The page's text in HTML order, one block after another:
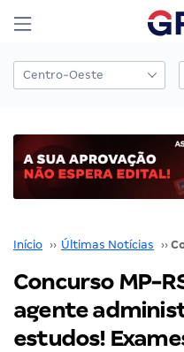
Início ›› Últimas Notícias ››
Concurso MP-
agente
estudos!